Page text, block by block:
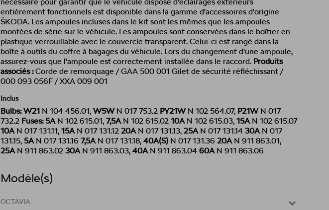
entièrement fonctionnels est disponible dans la gamme d'accessoires d'origine
ŠKODA. Les ampoules incluses dans le kit sont les mêmes que les ampoules
montées de série sur le véhicule. Les ampoules sont conservées dans le boîtier en
plastique verrouillable avec le couvercle transparent. Celui-ci est rangé dans la
boîte à outils du coffre à bagages du véhicule. Lors du changement d'une ampoule,
assurez-vous que l'ampoule est correctement installée dans le raccord. Produits
associés :Corde de remorquage / GAA 500 001 Gilet de sécurité réfléchissant /
000 093 056F / XXA 009 001
Inclus
Bulbs: W21 N 104 456.01, W5WN 017 753.2 PY21WN 102 564.07, P21WN 017
732.2 Fuses: 5AN 102 615.01, 7,5AN 102 615.02 10AN 102 615.03, 15AN 102 615.07
10AN 017 131.11, 15AN 017 131.12 20AN 017 131.13, 25AN 017 131.14 30AN 017
131.15, 5AN 017 131.16 7,5AN 017 131.18, 40A(S) N 017 131.36 20AN 911 863.01,
25AN 911 863.02 30AN 911 863.03, 40AN 911 863.04 60AN 911 863.06
Modèle(s)
OCTAVIA